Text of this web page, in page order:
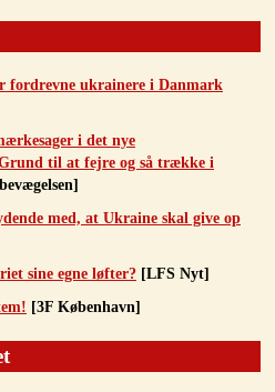
ukrainere i Danmark
i det nye
til at fejre og så trække i
med, at Ukraine skal give op
sine egne løfter? [LFS Nyt]
[3F København]